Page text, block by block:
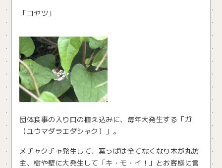
「コヤツ」
団体食事の入り口の植え込みに、毎年大発生する「ガ
（ユウマダラエダシャク）」。
メチャクチャ発生して、葉っぱは全てなくなり木が丸坊
主、樹や壁に大発生して「キ・モ・イ！」とお客様に言